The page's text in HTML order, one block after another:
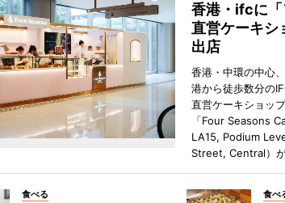
香港・ifcに「
直営ケーキシ
出店
香港・中環の中心
港から徒歩数分の
直営ケーキショッ
「Four Seasons
LA15, Podium
Street, Central）が
食べる 食べ